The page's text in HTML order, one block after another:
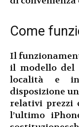
Come
Il
il modello del
località e
disposizione
relativi prezzi
l’ultimo